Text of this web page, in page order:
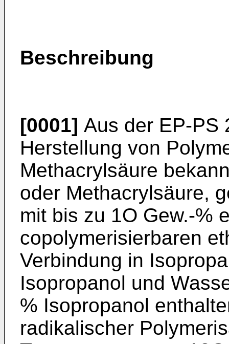
Beschreibung
[0001] Aus der EP-PS
Herstellung von
Methacrylsäure
oder Methacrylsäure,
mit bis zu 1O Gew.-%
copolymerisierbaren
Verbindung in
Isopropanol und
% Isopropanol
radikalischer